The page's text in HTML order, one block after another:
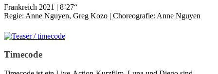
Frankreich 2021 | 8’27“
Regie: Anne Nguyen, Greg Kozo | Choreografie: Anne Nguyen
Timecode